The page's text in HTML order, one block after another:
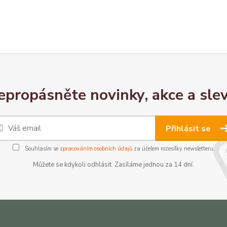
novinky, akce a
Přihlásit se
Souhlasím se zpracováním osobních údajůza účelem rozesílky newsletteru.
Můžete se kdykoli odhlásit. Zasíláme jednou za 14 dní.